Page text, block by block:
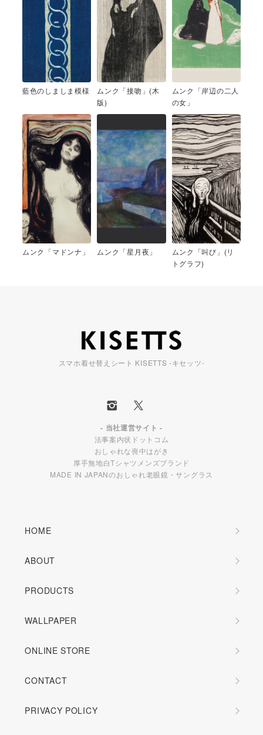
藍色のしましま模様
ムンク「接吻」(木
版)
ムンク「岸辺の二人
の女」
ムンク「マドンナ」 ムンク「星月夜」
ムンク「叫び」(リ
トグラフ)
スマホ着せ替えシート KISETTS -キセッツ-
- 当社運営サイト -
法事案内状ドットコム
おしゃれな喪中はがき
厚手無地白Tシャツメンズブランド
MADE IN JAPANのおしゃれ老眼鏡・サングラス
HOME
ABOUT
PRODUCTS
WALLPAPER
ONLINE STORE
CONTACT
PRIVACY POLICY